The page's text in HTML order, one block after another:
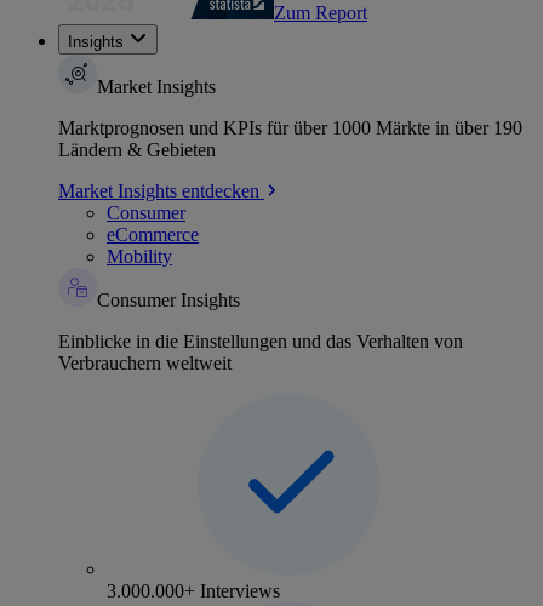
Zum Report
Insights
Market Insights
Marktprognosen und KPIs für über 1000 Märkte in über 190
Ländern & Gebieten
Market Insights entdecken
Consumer
eCommerce
Mobility
Consumer Insights
Einblicke in die Einstellungen und das Verhalten von
Verbrauchern weltweit
3.000.000+ Interviews